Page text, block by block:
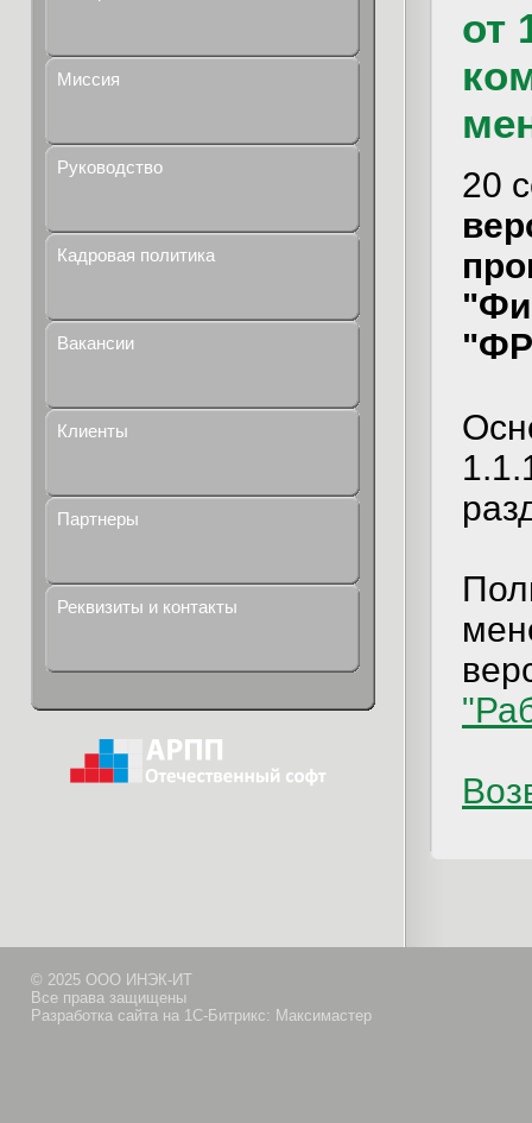
Миссия
Руководство
Кадровая политика
Вакансии
Клиенты
Партнеры
Реквизиты и контакты
от
20
© 2025 ООО ИНЭК-ИТ
Все права защищены
Разработка сайта на 1С-Битрикс: Максимастер